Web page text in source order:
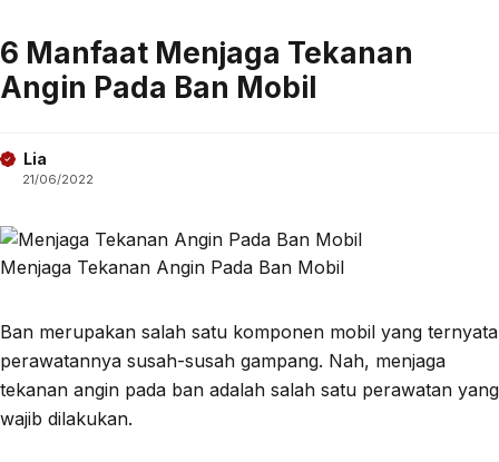
6 Manfaat Menjaga Tekanan
Angin Pada Ban Mobil
Lia
21/06/2022
Menjaga Tekanan Angin Pada Ban Mobil
Ban merupakan salah satu komponen mobil yang ternyata
perawatannya susah-susah gampang. Nah, menjaga
tekanan angin pada ban adalah salah satu perawatan yang
wajib dilakukan.